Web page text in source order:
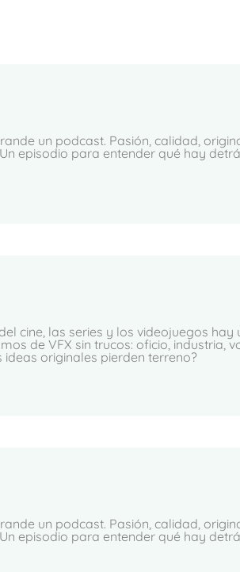
un podcast. Pasión, calidad,
episodio para entender qué hay
cine, las series y los videojuegos hay
de VFX sin trucos: oficio, industria,
ideas originales pierden terreno?
un podcast. Pasión, calidad,
episodio para entender qué hay